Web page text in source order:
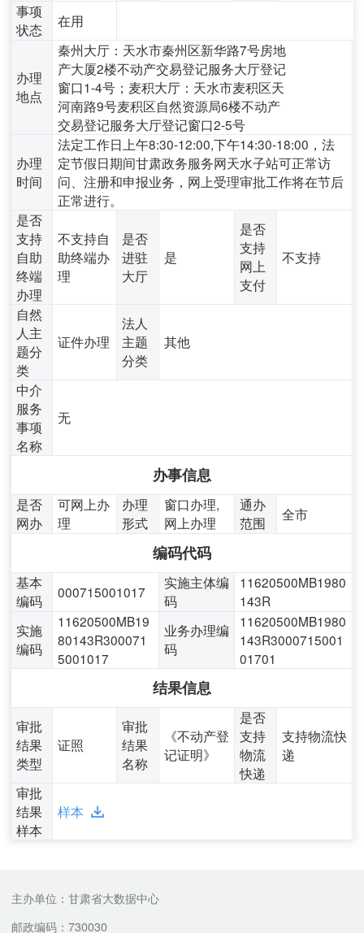
事项
状态
在用
办理
地点
秦州大厅：天水市秦州区新华路7号房地
产大厦2楼不动产交易登记服务大厅登记
窗口1-4号；麦积大厅：天水市麦积区天
河南路9号麦积区自然资源局6楼不动产
交易登记服务大厅登记窗口2-5号
办理
时间
法定工作日上午8:30-12:00,下午14:30-18:00，法
定节假日期间甘肃政务服务网天水子站可正常访
问、注册和申报业务，网上受理审批工作将在节后
正常进行。
是否
支持
自助
终端
办理
不支持自
助终端办
理
是否
进驻
大厅
是
是否
支持
网上
支付
不支持
自然
人主
题分
类
证件办理
法人
主题
分类
其他
中介
服务
事项
名称
无
办事信息
是否
网办
可网上办
理
办理
形式
窗口办理,
网上办理
通办
范围
全市
编码代码
基本
编码
000715001017
实施主体编
码
11620500MB1980
143R
实施
编码
11620500MB19
80143R300071
5001017
业务办理编
码
11620500MB1980
143R3000715001
01701
结果信息
审批
结果
类型
证照
审批
结果
名称
《不动产登
记证明》
是否
支持
物流
快递
支持物流快
递
审批
结果
样本
样本
主办单位：甘肃省大数据中心
邮政编码：730030